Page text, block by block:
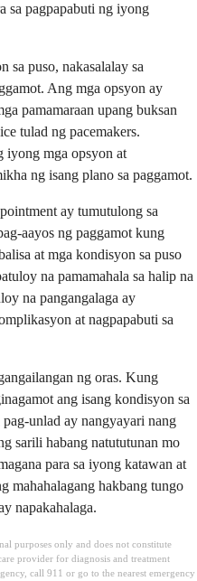
sa pagpapabuti ng iyong
sa puso, nakasalalay sa
Ang mga opsyon ay
pamamaraan upang buksan
tulad ng pacemakers.
iyong mga opsyon at
ng isang plano sa paggamot.
ay tumutulong sa
aayos ng paggamot kung
at mga kondisyon sa puso
na pamamahala sa halip na
na pangangalaga ay
at nagpapabuti sa
ng oras. Kung
ang isang kondisyon sa
unlad ay nangyayari nang
sarili habang natututunan mo
para sa iyong katawan at
mahahalagang hakbang tungo
napakahalaga.
purposes only and does not constitute
provider for diagnosis and treatment
call 911 or go to the nearest emergency